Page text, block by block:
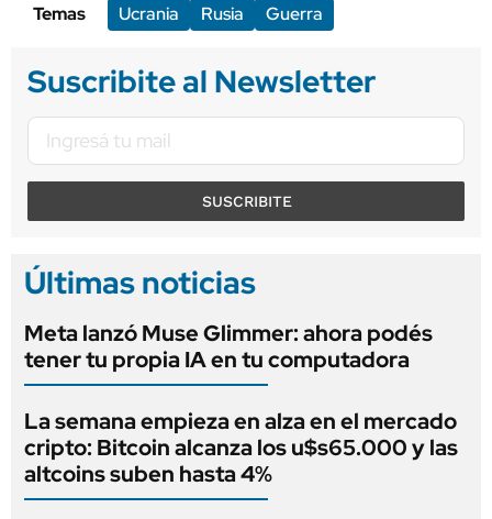
Temas
Ucrania Rusia Guerra
Suscribite al Newsletter
SUSCRIBITE
Últimas noticias
Meta lanzó Muse Glimmer: ahora podés
tener tu propia IA en tu computadora
La semana empieza en alza en el mercado
cripto: Bitcoin alcanza los u$s65.000 y las
altcoins suben hasta 4%